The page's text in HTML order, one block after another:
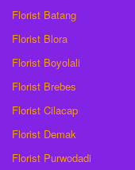
Florist Batang
Florist Blora
Florist Boyolali
Florist Brebes
Florist Cilacap
Florist Demak
Florist Purwodadi